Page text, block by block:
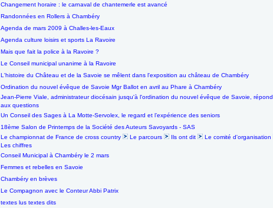
Changement horaire : le carnaval de chantemerle est avancé
Randonnées en Rollers à Chambéry
Agenda de mars 2009 à Challes-les-Eaux
Agenda culture loisirs et sports La Ravoire
Mais que fait la police à la Ravoire ?
Le Conseil municipal unanime à la Ravoire
L'histoire du Château et de la Savoie se mêlent dans l'exposition au château de Chambéry
Ordination du nouvel évêque de Savoie Mgr Ballot en avril au Phare à Chambéry
Jean-Pierre Viale, administrateur diocésain jusqu'à l'ordination du nouvel évêque de Savoie, répond
aux questions
Un Conseil des Sages à La Motte-Servolex, le regard et l’expérience des seniors
18ème Salon de Printemps de la Société des Auteurs Savoyards - SAS
Le championnat de France de cross country
Le parcours Ils ont dit
Le comité d'organisation
Les chiffres
Conseil Municipal à Chambéry le 2 mars
Femmes et rebelles en Savoie
Chambéry en brèves
Le Compagnon avec le Conteur Abbi Patrix
textes lus textes dits